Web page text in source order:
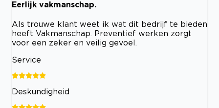
Eerlijk vakmanschap.
Als trouwe klant weet ik wat dit bedrijf te bieden
heeft Vakmanschap. Preventief werken zorgt
voor een zeker en veilig gevoel.
Service
Deskundigheid